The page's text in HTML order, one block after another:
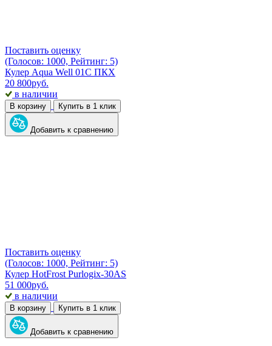
Поставить оценку
(Голосов: 1000, Рейтинг: 5)
Кулер Aqua Well 01C ПКХ
20 800руб.
в наличии
В корзину Купить в 1 клик
Добавить к сравнению
Поставить оценку
(Голосов: 1000, Рейтинг: 5)
Кулер HotFrost Purlogix-30AS
51 000руб.
в наличии
В корзину Купить в 1 клик
Добавить к сравнению